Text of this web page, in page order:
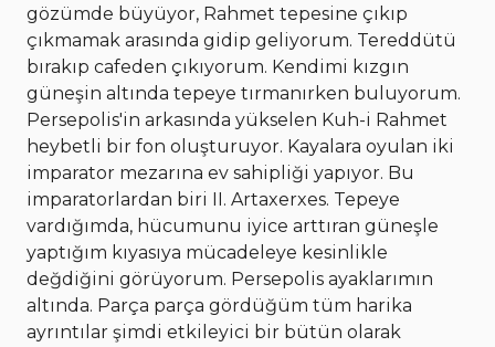
gözümde büyüyor, Rahmet tepesine çıkıp
çıkmamak arasında gidip geliyorum. Tereddütü
bırakıp cafeden çıkıyorum. Kendimi kızgın
güneşin altında tepeye tırmanırken buluyorum.
Persepolis'in arkasında yükselen Kuh-i Rahmet
heybetli bir fon oluşturuyor. Kayalara oyulan iki
imparator mezarına ev sahipliği yapıyor. Bu
imparatorlardan biri II. Artaxerxes. Tepeye
vardığımda, hücumunu iyice arttıran güneşle
yaptığım kıyasıya mücadeleye kesinlikle
değdiğini görüyorum. Persepolis ayaklarımın
altında. Parça parça gördüğüm tüm harika
ayrıntılar şimdi etkileyici bir bütün olarak